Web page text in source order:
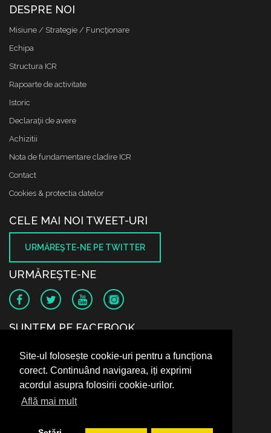
Site-ul folosește cookie-uri pentru a funcționa
corect. Continuând navigarea, iți exprimi
acordul asupra folosirii cookie-urilor.
Află mai mult
DESPRE NOI
Misiune / Strategie / Funcţionare
Echipa
Structura ICR
Rapoarte de activitate
Istoric
Declaraţii de avere
Achizitii
Nota de fundamentare cladire ICR
Contact
Cookies & protectia datelor
CELE MAI NOI TWEET-URI
URMĂREŞTE-NE PE TWITTER
URMĂREŞTE-NE
SUNTEM PE FACEBOOK